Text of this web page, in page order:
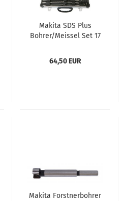
Makita SDS Plus
Bohrer/Meissel Set 17
64,50 EUR
Makita Forstnerbohrer